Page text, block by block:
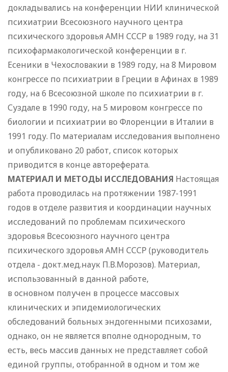
докладывались на конференции НИИ клинической
психиатрии Всесоюзного научного центра
психического здоровья АМН СССР в 1989 году, на 31
психофармакологической конференции в г.
Есеники в Чехословакии в 1989 году, на 8 Мировом
конгрессе по психиатрии в Греции в Афинах в 1989
году, на 6 Всесоюзной школе по психиатрии в г.
Суздале в 1990 году, на 5 мировом конгрессе по
биологии и психиатрии во Флоренции в Италии в
1991 году. По материалам исследования выполнено
и опубликовано 20 работ, список которых
приводится в конце автореферата.
МАТЕРИАЛ И МЕТОДЫ ИССЛЕДОВАНИЯ Настоящая
работа проводилась на протяжении 1987-1991
годов в отделе развития и координации научных
исследований по проблемам психического
здоровья Всесоюзного научного центра
психического здоровья АМН СССР (руководитель
отдела - докт.мед.наук П.В.Морозов). Материал,
использованный в данной работе,
в основном получен в процессе массовых
клинических и эпидемиологических
обследований больных эндогенными психозами,
однако, он не является вполне однородным, то
есть, весь массив данных не представляет собой
единой группы, отобранной в одном и том же